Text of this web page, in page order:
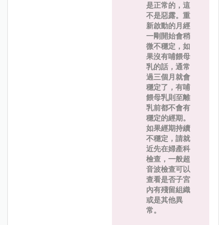
是正常的，這
不是惡露。重
新啟動的月經
一剛開始會稍
微不穩定，如
果沒有哺餵母
乳的話，通常
過三個月就會
穩定了，有哺
餵母乳則至離
乳前都不會有
穩定的經期。
如果經期持續
不穩定，請就
近先在婦產科
檢查，一般超
音波檢查可以
查看是否子宮
內有殘留組織
或是其他異
常。